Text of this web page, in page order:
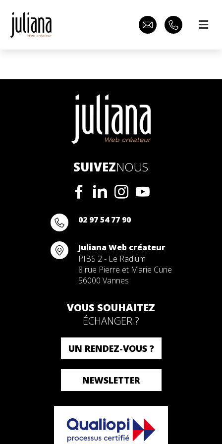
SUIVEZNOUS
02 97 54 77 90
Juliana Web créateur
PIBS 2 - Le Radium
8 rue Pierre et Marie Curie
56000 Vannes
VOUS SOUHAITEZ
ÉCHANGER ?
UN RENDEZ-VOUS ?
NEWSLETTER